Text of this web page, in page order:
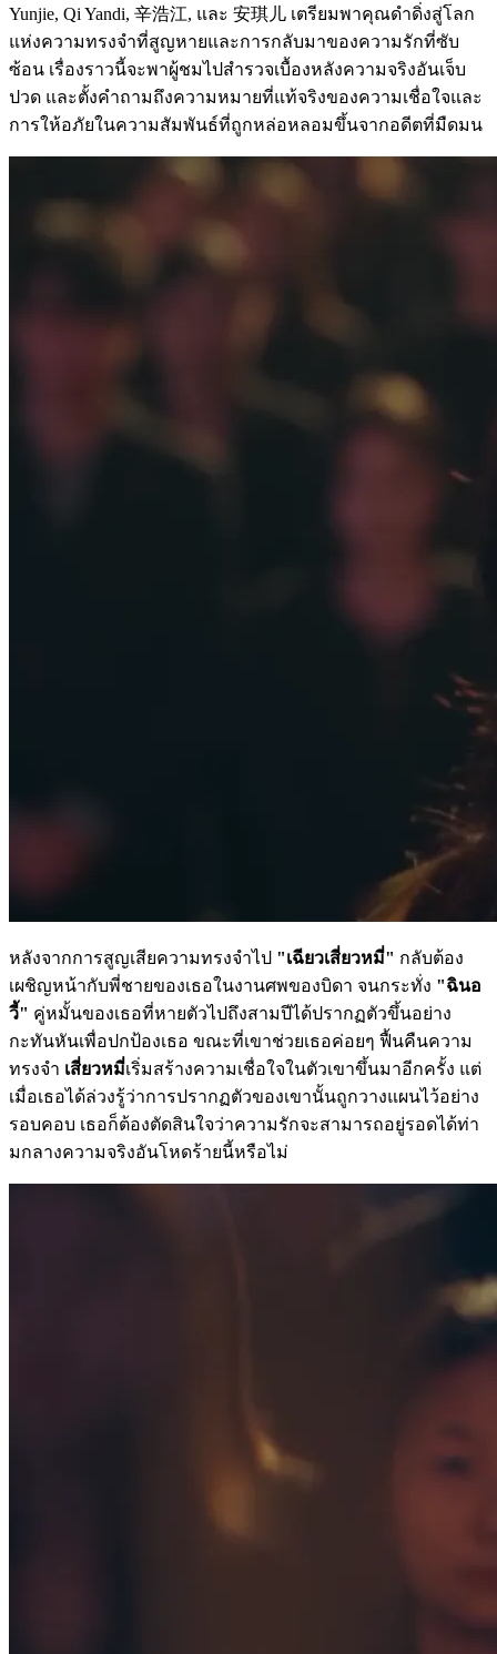
Yunjie, Qi Yandi, 辛浩江, และ 安琪儿 เตรียมพาคุณดำดิ่งสู่โลก
แห่งความทรงจำที่สูญหายและการกลับมาของความรักที่ซับ
ซ้อน เรื่องราวนี้จะพาผู้ชมไปสำรวจเบื้องหลังความจริงอันเจ็บ
ปวด และตั้งคำถามถึงความหมายที่แท้จริงของความเชื่อใจและ
การให้อภัยในความสัมพันธ์ที่ถูกหล่อหลอมขึ้นจากอดีตที่มืดมน
หลังจากการสูญเสียความทรงจำไป "เฉียวเสี่ยวหมี่" กลับต้อง
เผชิญหน้ากับพี่ชายของเธอในงานศพของบิดา จนกระทั่ง "ฉินอ
วี้" คู่หมั้นของเธอที่หายตัวไปถึงสามปีได้ปรากฏตัวขึ้นอย่าง
กะทันหันเพื่อปกป้องเธอ ขณะที่เขาช่วยเธอค่อยๆ ฟื้นคืนความ
ทรงจำ เสี่ยวหมี่เริ่มสร้างความเชื่อใจในตัวเขาขึ้นมาอีกครั้ง แต่
เมื่อเธอได้ล่วงรู้ว่าการปรากฏตัวของเขานั้นถูกวางแผนไว้อย่าง
รอบคอบ เธอก็ต้องตัดสินใจว่าความรักจะสามารถอยู่รอดได้ท่า
มกลางความจริงอันโหดร้ายนี้หรือไม่